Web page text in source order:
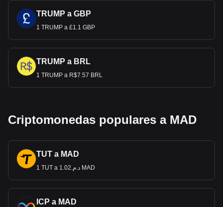
TRUMP a GBP
1 TRUMP a £1.1 GBP
TRUMP a BRL
1 TRUMP a R$7.57 BRL
Criptomonedas populares a MAD
TUT a MAD
1 TUT a د.م.1.02 MAD
ICP a MAD